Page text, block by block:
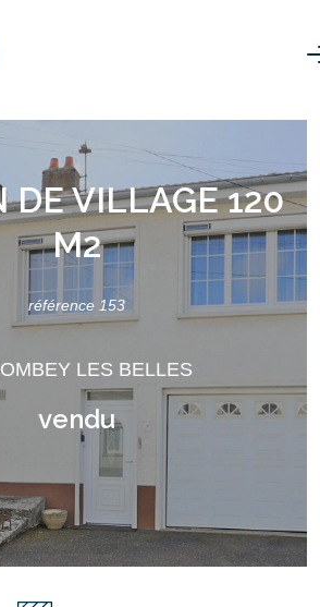
DE VILLAGE 120
M2
référence 153
LES BELLES
vendu